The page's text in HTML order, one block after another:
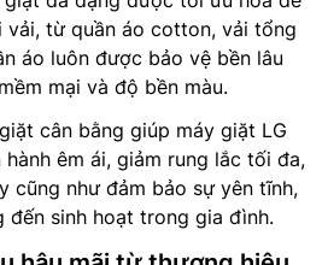
từ quần áo cotton, vải tổng
áo luôn được bảo vệ bền lâu
mại và độ bền màu.
cân bằng giúp máy giặt LG
hành êm ái, giảm rung lắc tối đa,
cũng như đảm bảo sự yên tĩnh,
đến sinh hoạt trong gia đình.